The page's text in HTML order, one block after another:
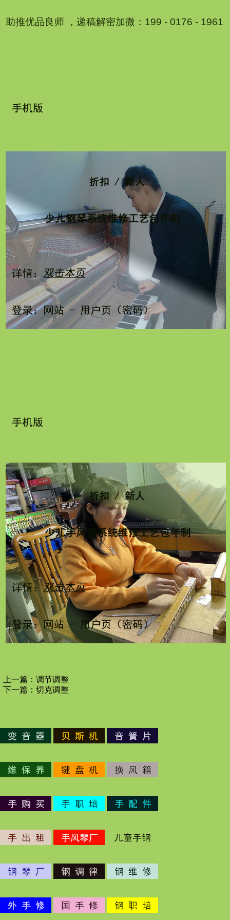
2
助推优品良师 ，递稿解密加微：199 - 0176 - 1961
上一篇： 调节调整
下一篇： 切克调整